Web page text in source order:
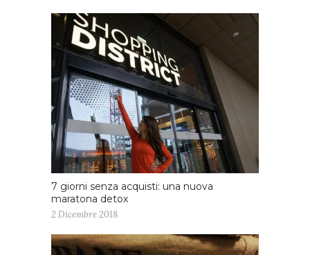
7 giorni senza acquisti: una nuova
maratona detox
2 Dicembre 2018